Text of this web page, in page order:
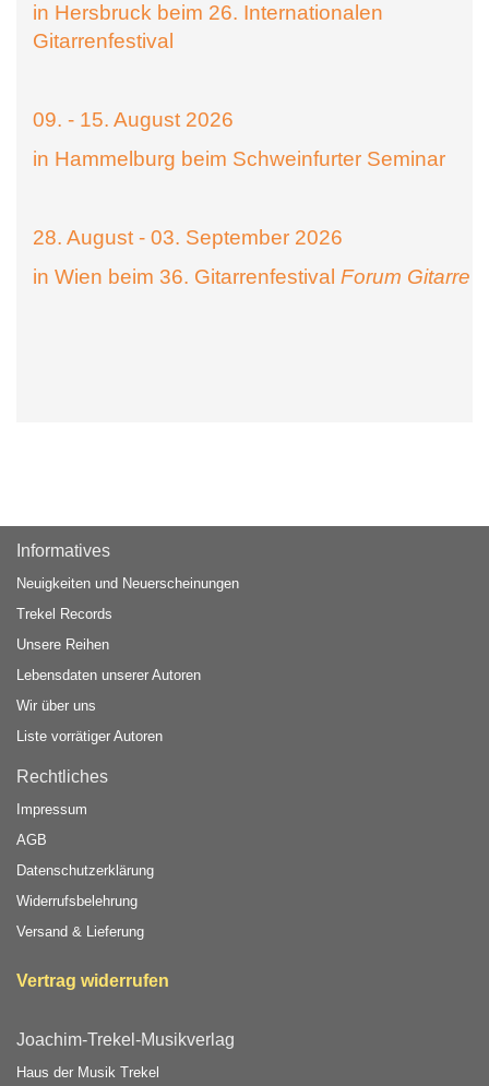
in Hersbruck beim 26. Internationalen
Gitarrenfestival
09. - 15. August 2026
in Hammelburg beim Schweinfurter Seminar
28. August - 03. September 2026
in Wien beim 36. Gitarrenfestival Forum Gitarre
Informatives
Neuigkeiten und Neuerscheinungen
Trekel Records
Unsere Reihen
Lebensdaten unserer Autoren
Wir über uns
Liste vorrätiger Autoren
Rechtliches
Impressum
AGB
Datenschutzerklärung
Widerrufsbelehrung
Versand & Lieferung
Vertrag widerrufen
Joachim-Trekel-Musikverlag
Haus der Musik Trekel